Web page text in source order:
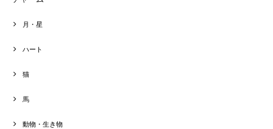
月・星
ハート
猫
馬
動物・生き物